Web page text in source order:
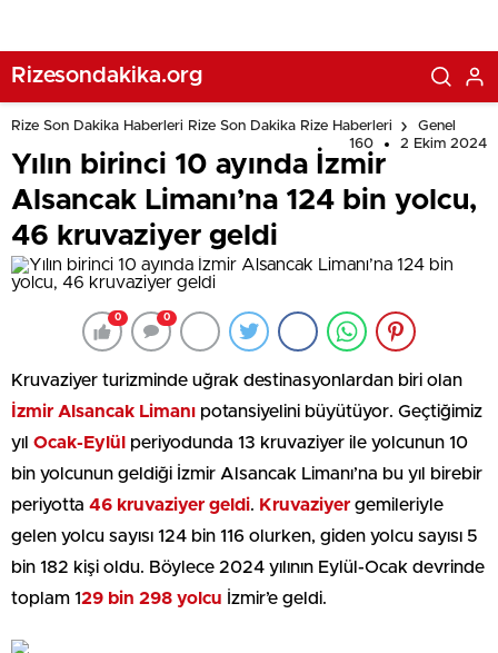
Rizesondakika.org
Rize Son Dakika Haberleri Rize Son Dakika Rize Haberleri
Genel
160
2 Ekim 2024
Yılın birinci 10 ayında İzmir
Alsancak Limanı’na 124 bin yolcu,
46 kruvaziyer geldi
0 0
Kruvaziyer turizminde uğrak destinasyonlardan biri olan
İzmir Alsancak Limanı potansiyelini büyütüyor. Geçtiğimiz
yıl Ocak-Eylül
periyodunda 13 kruvaziyer ile yolcunun 10
bin yolcunun geldiği İzmir Alsancak Limanı’na bu yıl birebir
periyotta 46 kruvaziyer geldi. Kruvaziyer gemileriyle
gelen yolcu sayısı 124 bin 116 olurken, giden yolcu sayısı 5
bin 182 kişi oldu. Böylece 2024 yılının Eylül-Ocak devrinde
toplam 129 bin 298 yolcu İzmir’e geldi.